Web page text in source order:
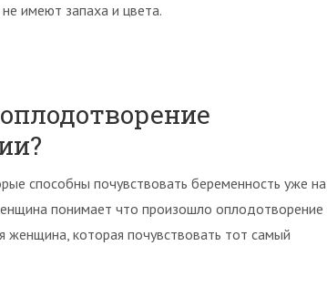
имеют запаха и цвета.
способны почувствовать беременность уже на
понимает что произошло оплодотворение
женщина, которая почувствовать тот самый